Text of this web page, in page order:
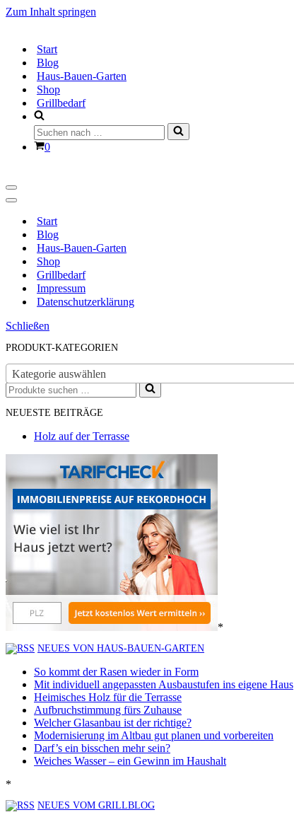
Zum Inhalt springen
Start
Blog
Haus-Bauen-Garten
Shop
Grillbedarf
Suchen
nach …
Warenkorb
0
Navigationsmenü
Navigationsmenü
Start
Blog
Haus-Bauen-Garten
Shop
Grillbedarf
Impressum
Datenschutzerklärung
Schließen
PRODUKT-KATEGORIEN
Kategorie auswählen
Suchen
nach …
NEUESTE BEITRÄGE
Holz auf der Terrasse
*
NEUES VON HAUS-BAUEN-GARTEN
So kommt der Rasen wieder in Form
Mit individuell angepassten Ausbaustufen ins eigene Haus
Heimisches Holz für die Terrasse
Aufbruchstimmung fürs Zuhause
Welcher Glasanbau ist der richtige?
Modernisierung im Altbau gut planen und vorbereiten
Darf’s ein bisschen mehr sein?
Weiches Wasser – ein Gewinn im Haushalt
*
NEUES VOM GRILLBLOG